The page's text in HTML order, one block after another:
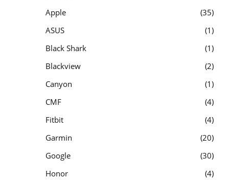
Apple
35
ASUS
1
Black Shark
1
Blackview
2
Canyon
1
CMF
4
Fitbit
4
Garmin
20
Google
30
Honor
4